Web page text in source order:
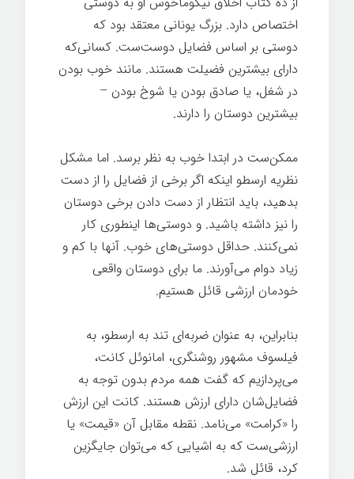
اختصاص دارد. بزرگ یونانی معتقد بود که
دوستی بر اساس فضایل دوست‌ست. کسانی‌که
دارای بیشترین فضیلت هستند. مانند خوب بودن
در شغل، یا صادق بودن یا شوخ بودن –
بیشترین دوستان را دارند.
ممکن‌ست در ابتدا خوب به نظر برسد. اما مشکل
نظریه ارسطو اینکه اگر برخی از فضایل را از دست
بدهید، باید انتظار از دست دادن برخی دوستان
را نیز داشته باشید. و دوستی‌ها اینطوری کار
نمی‌کنند. حداقل دوستی‌های خوب. آنها با کم و
زیاد دوام می‌آورند. ما برای دوستان واقعی
خودمان ارزشی قائل هستیم.
بنابراین، به عنوان ضربه‌ای تند به ارسطو، به
فیلسوف مشهور روشنگری، امانوئل کانت،
می‌پردازیم که گفت همه مردم بدون توجه به
فضایل‌شان دارای ارزش هستند. کانت این ارزش
را «کرامت» می‌نامد. نقطه مقابل آن «قیمت» یا
ارزشی‌ست که به اشیایی که می‌توان جایگزین
کرد، قائل شد.